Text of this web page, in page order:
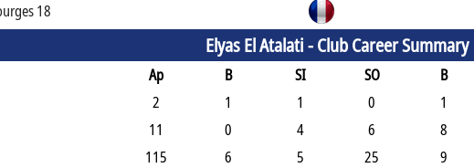
18
Elyas El Atalati -Club Career Summary
Ap B SI SO B
2 1 1 0 1
11 0 4 6 8
115 6 5 25 9